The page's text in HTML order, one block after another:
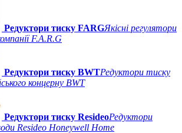
Редуктори тиску FARGЯкісні регулятори
F.A.R.G
Редуктори тиску BWTРедуктори тиску
концерну BWT
Редуктори тиску ResideoРедуктори
Resideo Honeywell Home